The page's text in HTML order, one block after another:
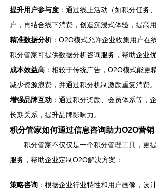
提升用户参与度 ：通过线上活动（如积分任务
户，再结合线下消费，创造沉浸式体验，提高用
精准数据分析：O2O模式允许企业收集用户在
积分管家可提供数据分析咨询服务，帮助企业优
成本效益高 ：相较于传统广告，O2O模式能更
减少资源浪费，并通过积分机制激励重复消费。
增强品牌互动 ：通过积分奖励、会员体系等，
长期关系，提升品牌影响力。
积分管家如何通过信息咨询助力O2O营销
积分管家不仅仅是一个积分管理工具，更
服务，帮助企业定制O2O解决方案：
策略咨询 ：根据企业行业特性和用户画像，设